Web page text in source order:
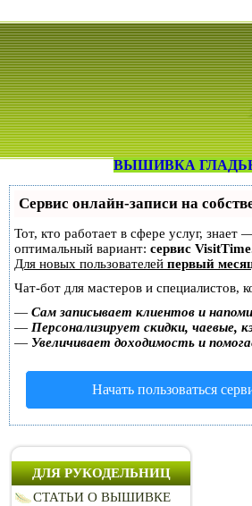
ВЫШИВКА
Сервис онлайн-записи на
Тот, кто работает в сфере услуг,
оптимальный вариант: сервис
Для новых пользователей первый
Чат-бот для мастеров и специалистов,
— Сам записывает клиентов и
— Персонализирует скидки, чаевые,
— Увеличивает доходимость и
Начать пользоваться
ДЛЯ РУКОДЕЛЬНИЦ
СТАТЬИ О ВЫШИВКЕ